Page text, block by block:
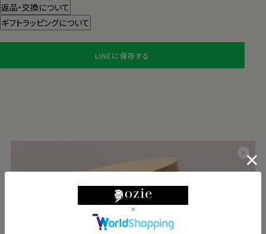
返品・交換について
ギフトラッピングについて
LINEに保存する